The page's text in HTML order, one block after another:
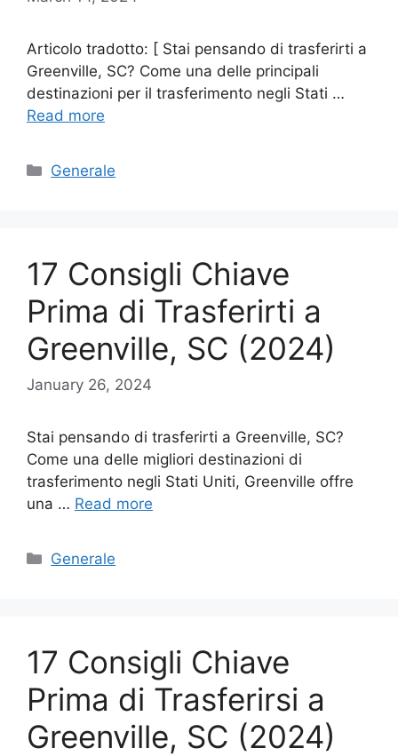
Articolo tradotto: [ Stai pensando di trasferirti a
Greenville, SC? Come una delle principali
destinazioni per il trasferimento negli Stati …
Read more
Categories
Generale
17 Consigli Chiave
Prima di Trasferirti a
Greenville, SC (2024)
January 26, 2024
Stai pensando di trasferirti a Greenville, SC?
Come una delle migliori destinazioni di
trasferimento negli Stati Uniti, Greenville offre
una … Read more
Categories
Generale
17 Consigli Chiave
Prima di Trasferirsi a
Greenville, SC (2024)